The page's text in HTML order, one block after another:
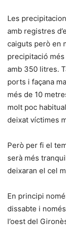
Les
amb registres
caiguts però en
precipitació més
amb 350 litres.
ports i façana
més de 10
molt poc
deixat víctimes
Però per fi el
serà més
deixaran el cel
En principi
dissabte i
l’oest del